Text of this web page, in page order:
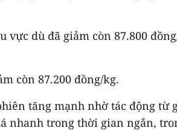
dù đã giảm còn 87.800
còn 87.200 đồng/kg.
tăng mạnh nhờ tác động từ
nhanh trong thời gian ngắn,